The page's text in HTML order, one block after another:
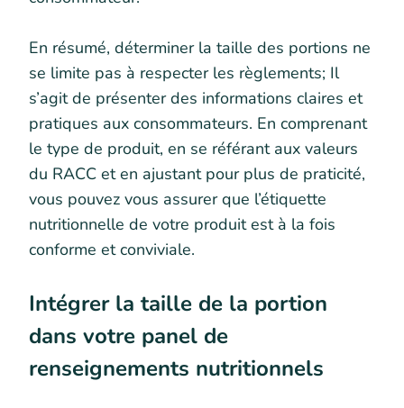
En résumé, déterminer la taille des portions ne
se limite pas à respecter les règlements; Il
s’agit de présenter des informations claires et
pratiques aux consommateurs. En comprenant
le type de produit, en se référant aux valeurs
du RACC et en ajustant pour plus de praticité,
vous pouvez vous assurer que l’étiquette
nutritionnelle de votre produit est à la fois
conforme et conviviale.
Intégrer la taille de la portion
dans votre panel de
renseignements nutritionnels